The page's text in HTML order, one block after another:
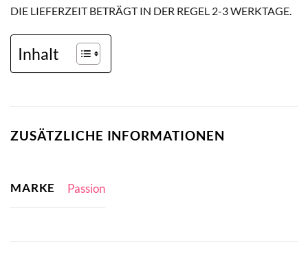
DIE LIEFERZEIT BETRÄGT IN DER REGEL 2-3 WERKTAGE.
Inhalt
ZUSÄTZLICHE INFORMATIONEN
MARKE Passion